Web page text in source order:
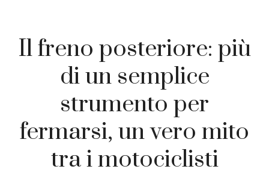
Il freno posteriore: più
di un semplice
strumento per
fermarsi, un vero mito
tra i motociclisti